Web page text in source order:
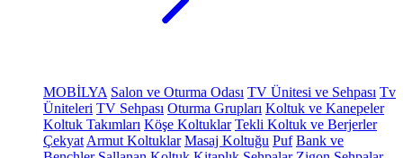
MOBİLYA Salon ve Oturma Odası TV Ünitesi ve Sehpası Tv
Üniteleri TV Sehpası Oturma Grupları Koltuk ve Kanepeler
Koltuk Takımları Köşe Koltuklar Tekli Koltuk ve Berjerler
Çekyat Armut Koltuklar Masaj Koltuğu Puf Bank ve